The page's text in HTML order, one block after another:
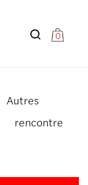
0
Autres
rencontre